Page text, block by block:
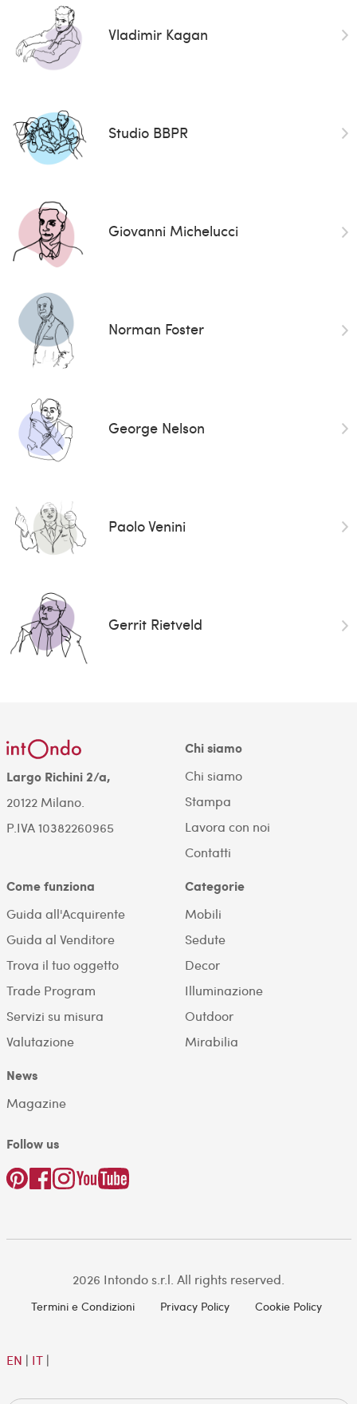
Vladimir Kagan
Studio BBPR
Giovanni Michelucci
Norman Foster
George Nelson
Paolo Venini
Gerrit Rietveld
Largo Richini 2/a,
20122 Milano.
P.IVA 10382260965
Chi siamo
Chi siamo
Stampa
Lavora con noi
Contatti
Come funziona
Guida all'Acquirente
Guida al Venditore
Trova il tuo oggetto
Trade Program
Servizi su misura
Valutazione
Categorie
Mobili
Sedute
Decor
Illuminazione
Outdoor
Mirabilia
News
Magazine
Follow us
2026 Intondo s.r.l. All rights reserved.
Termini e Condizioni Privacy Policy Cookie Policy
EN | IT|